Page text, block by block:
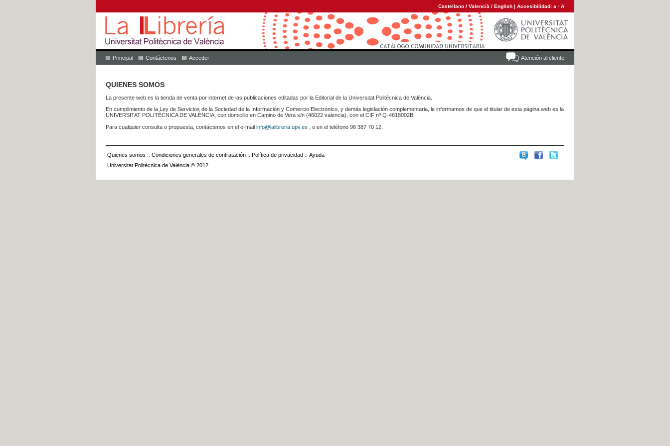
Castellano / Valencià / English | Accesibilidad: a · A
Atención al cliente
Principal Contáctenos Acceder
QUIENES SOMOS
La presente web es la tienda de venta por internet de las publicaciones editadas por la Editorial de la Universitat Politècnica de València.
En cumplimiento de la Ley de Servicios de la Sociedad de la Información y Comercio Electrónico, y demás legislación complementaria, le informamos de que el titular de esta página web es la
UNIVERSITAT POLITÈCNICA DE VALÈNCIA, con domicilio en Camino de Vera s/n (46022 valencia), con el CIF nº Q-4618002B.
Para cualquier consulta o propuesta, contáctenos en el e-mail info@lalibreria.upv.es , o en el teléfono 96 387 70 12.
Quienes somos :: Condiciones generales de contratación :: Política de privacidad :: Ayuda
Universitat Politècnica de València © 2012